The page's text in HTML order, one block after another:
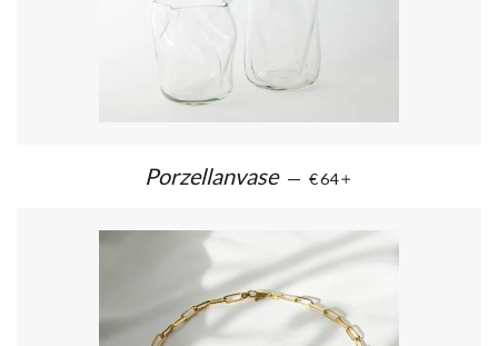
Porzellanvase — €64